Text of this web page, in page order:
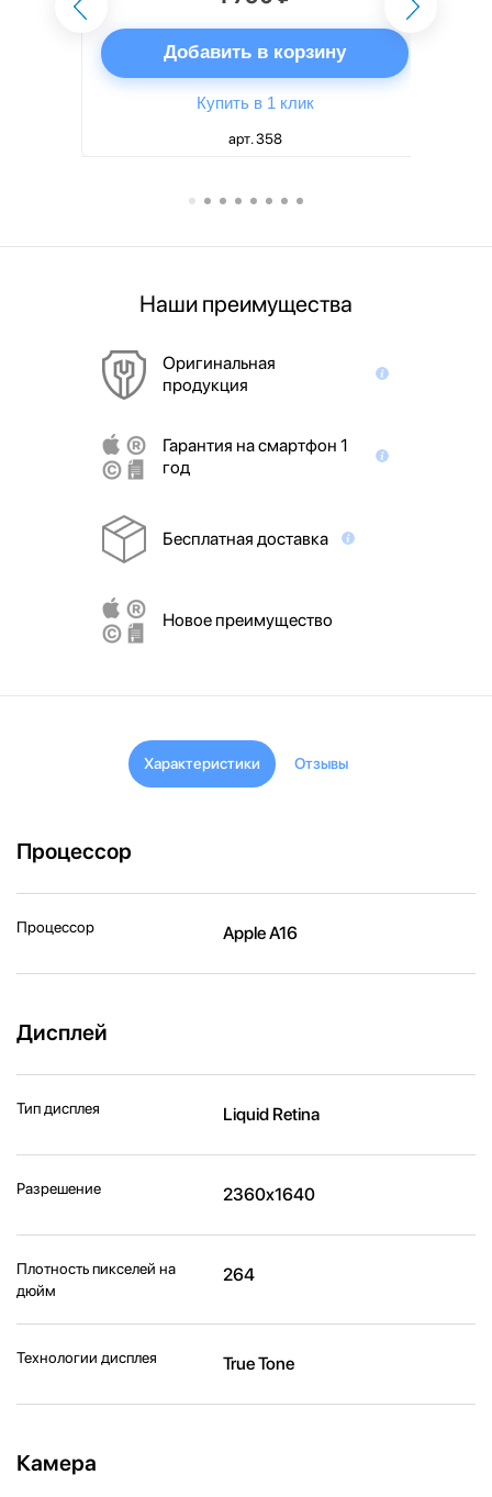
Добавить в корзину
Купить в 1 клик
арт. 358
Наши преимущества
Оригинальная
продукция
Гарантия на смартфон 1
год
Бесплатная доставка
Новое преимущество
Характеристики Отзывы
Процессор
Процессор Apple A16
Дисплей
Тип дисплея Liquid Retina
Разрешение 2360x1640
Плотность пикселей на
дюйм
264
Технологии дисплея True Tone
Камера